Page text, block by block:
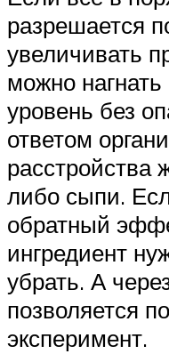
разрешается
увеличивать
можно
уровень без
ответом
расстройства
либо сыпи.
обратный
ингредиент
убрать. А
позволяется
эксперимент.